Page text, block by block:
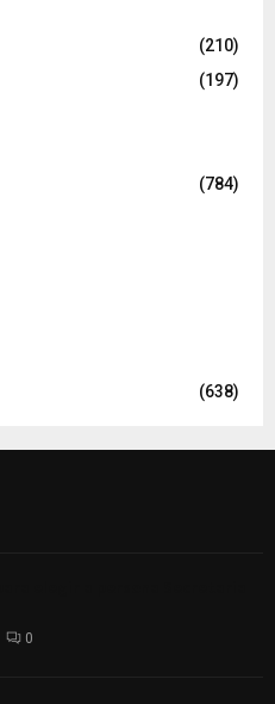
(210)
(197)
(784)
(638)
0